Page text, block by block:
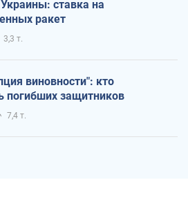
ставка на
ракет
3,3 т.
виновности": кто
погибших защитников
7,4 т.